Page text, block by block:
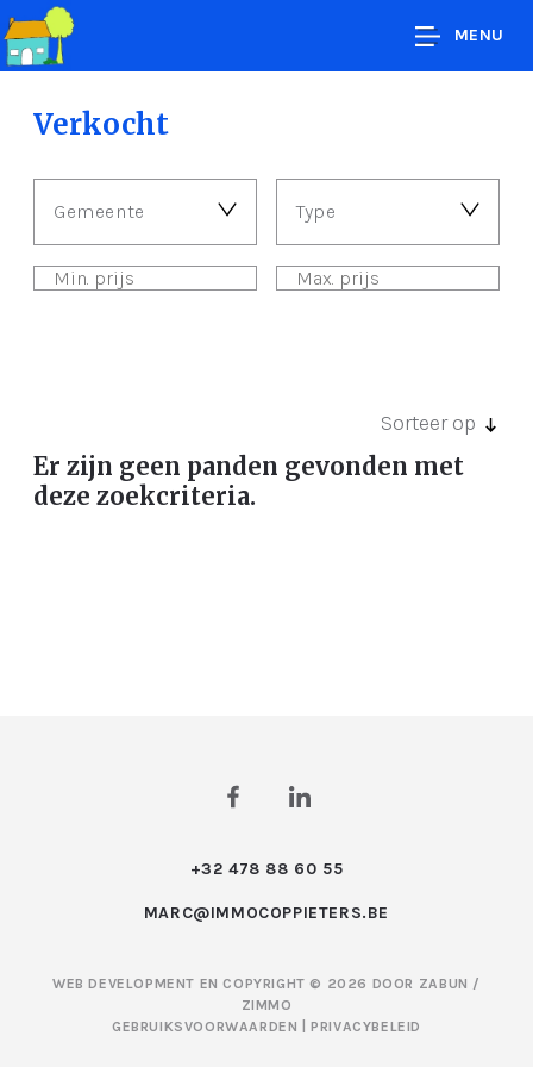
MENU
Verkocht
Gemeente Type
Sorteer op
Er zijn geen panden gevonden met
deze zoekcriteria.
+32 478 88 60 55
MARC@IMMOCOPPIETERS.BE
WEB DEVELOPMENT EN COPYRIGHT © 2026 DOOR ZABUN /
ZIMMO
GEBRUIKSVOORWAARDEN
|PRIVACYBELEID